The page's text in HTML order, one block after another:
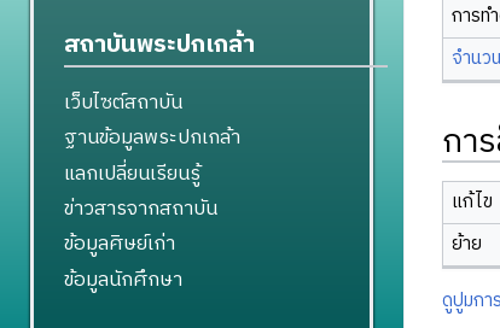
การท
จำนว
กา
แก้ไข
ย้าย
ดูปูมกา
สถาบันพระปกเกล้า
เว็บไซต์สถาบัน
ฐานข้อมูลพระปกเกล้า
แลกเปลี่ยนเรียนรู้
ข่าวสารจากสถาบัน
ข้อมูลศิษย์เก่า
ข้อมูลนักศึกษา